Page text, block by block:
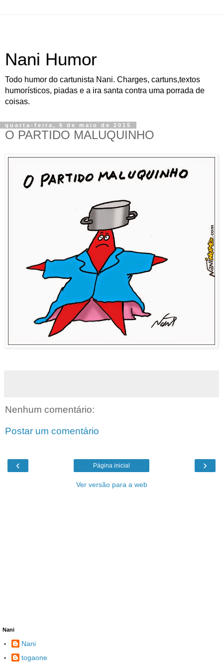
Nani Humor
Todo humor do cartunista Nani. Charges, cartuns,textos
humorísticos, piadas e a ira santa contra uma porrada de
coisas.
quarta-feira, 6 de maio de 2015
O PARTIDO MALUQUINHO
Nenhum comentário:
Postar um comentário
‹ ›
Página inicial
Ver versão para a web
Nani
Nani
togaone